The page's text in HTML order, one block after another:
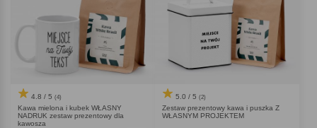
4.8 / 5 (4)
Kawa mielona i kubek WŁASNY
NADRUK zestaw prezentowy dla
kawosza
5.0 / 5 (2)
Zestaw prezentowy kawa i puszka Z
WŁASNYM PROJEKTEM